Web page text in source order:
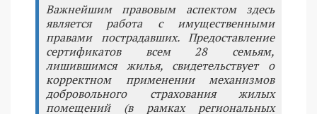
Важнейшим правовым аспектом здесь
является работа с имущественными
правами пострадавших. Предоставление
сертификатов всем 28 семьям,
лишившимся жилья, свидетельствует о
корректном применении механизмов
добровольного страхования жилых
помещений (в рамках региональных